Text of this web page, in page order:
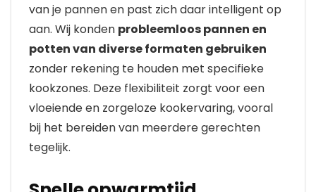
van je pannen en past zich daar intelligent op
aan. Wij konden probleemloos pannen en
potten van diverse formaten gebruiken
zonder rekening te houden met specifieke
kookzones. Deze flexibiliteit zorgt voor een
vloeiende en zorgeloze kookervaring, vooral
bij het bereiden van meerdere gerechten
tegelijk.